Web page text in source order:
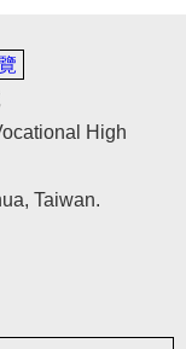
High
Taiwan.